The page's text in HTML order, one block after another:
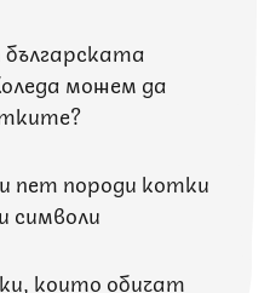
можем да
пет породи котки
символи
които обичат